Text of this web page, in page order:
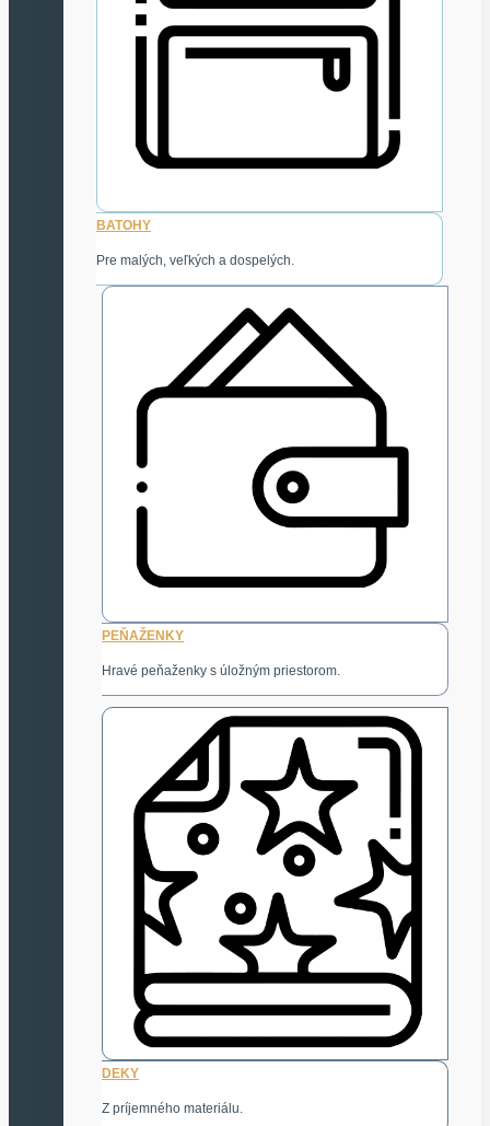
BATOHY
Pre malých, veľkých a dospelých.
PEŇAŽENKY
Hravé peňaženky s úložným priestorom.
DEKY
Z príjemného materiálu.